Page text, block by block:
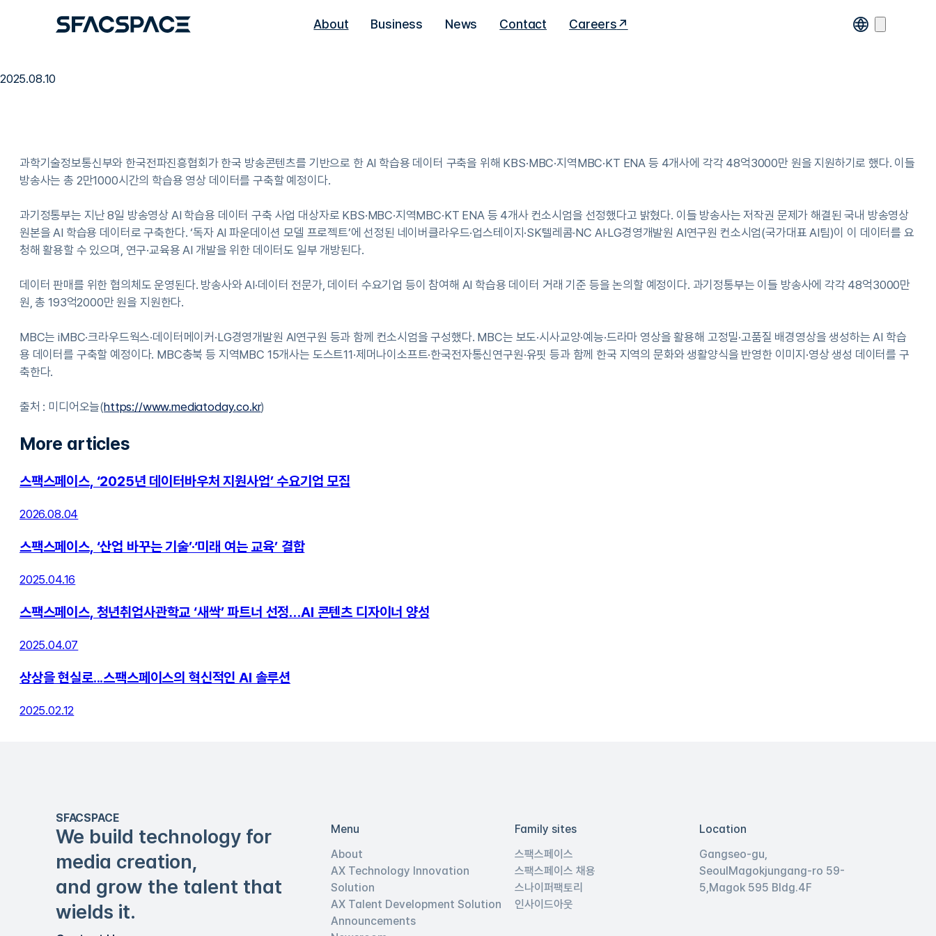
About Business News Contact Careers↗
정부, 193억 원 들여 방송사 AI 학습데이터 구축 나선다
2025.08.10
과학기술정보통신부와 한국전파진흥협회가 한국 방송콘텐츠를 기반으로 한 AI 학습용 데이터 구축을 위해 KBS·MBC·지역MBC·KT ENA 등 4개사에 각각 48억3000만 원을 지원하기로 했다. 이들
방송사는 총 2만1000시간의 학습용 영상 데이터를 구축할 예정이다.
과기정통부는 지난 8일 방송영상 AI 학습용 데이터 구축 사업 대상자로 KBS·MBC·지역MBC·KT ENA 등 4개사 컨소시엄을 선정했다고 밝혔다. 이들 방송사는 저작권 문제가 해결된 국내 방송영상
원본을 AI 학습용 데이터로 구축한다. ‘독자 AI 파운데이션 모델 프로젝트’에 선정된 네이버클라우드·업스테이지·SK텔레콤·NC AI·LG경영개발원 AI연구원 컨소시엄(국가대표 AI팀)이 이 데이터를 요
청해 활용할 수 있으며, 연구·교육용 AI 개발을 위한 데이터도 일부 개방된다.
데이터 판매를 위한 협의체도 운영된다. 방송사와 AI·데이터 전문가, 데이터 수요기업 등이 참여해 AI 학습용 데이터 거래 기준 등을 논의할 예정이다. 과기정통부는 이들 방송사에 각각 48억3000만
원, 총 193억2000만 원을 지원한다.
MBC는 iMBC·크라우드웍스·데이터메이커·LG경영개발원 AI연구원 등과 함께 컨소시엄을 구성했다. MBC는 보도·시사교양·예능·드라마 영상을 활용해 고정밀·고품질 배경영상을 생성하는 AI 학습
용 데이터를 구축할 예정이다. MBC충북 등 지역MBC 15개사는 도스트11·제머나이소프트·한국전자통신연구원·유핏 등과 함께 한국 지역의 문화와 생활양식을 반영한 이미지·영상 생성 데이터를 구
축한다.
출처 : 미디어오늘(https://www.mediatoday.co.kr)
More articles
스팩스페이스, ‘2025년 데이터바우처 지원사업’ 수요기업 모집
2026.08.04
스팩스페이스, ‘산업 바꾸는 기술’·‘미래 여는 교육’ 결합
2025.04.16
스팩스페이스, 청년취업사관학교 ‘새싹’ 파트너 선정…AI 콘텐츠 디자이너 양성
2025.04.07
상상을 현실로...스팩스페이스의 혁신적인 AI 솔루션
2025.02.12
SFACSPACE
We build technology for
media creation,
and grow the talent that
wields it.
Menu
About
AX Technology Innovation
Solution
AX Talent Development Solution
Announcements
Family sites
스팩스페이스
스팩스페이스 채용
스나이퍼팩토리
인사이드아웃
Location
Gangseo-gu,
SeoulMagokjungang-ro 59-
5, Magok 595 Bldg.4F